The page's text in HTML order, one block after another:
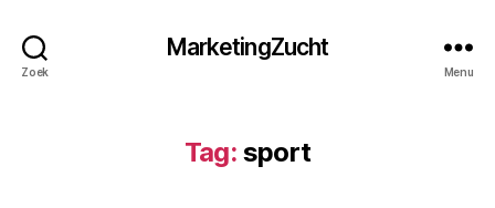
Zoek
MarketingZucht
Menu
Tag: sport